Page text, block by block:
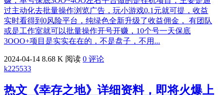
过主动化去批量操作浏览广告，玩小游戏0.1元就可提，收益
实时看得到0风险平台，纯绿色全新升级了收益佣金， 有团队
或是工作室就可以批量操作开号开赚，10个号一天保底
3OOO+项目是实实在在的，不是盘子，不用...
2024-04-14 8.68 K 阅读 0 评论
k225533
热文 《幸存之地》详细资料，即将火爆上